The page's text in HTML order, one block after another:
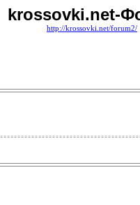
krossovki.net-
http://krossovki.net/forum2/